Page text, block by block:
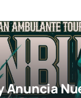
Anuncia